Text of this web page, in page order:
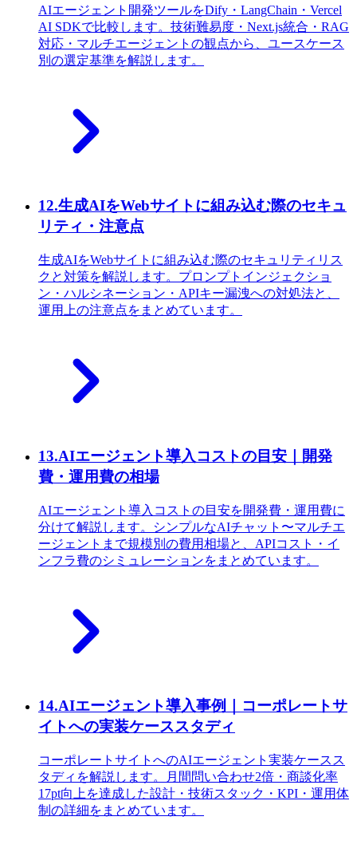
AIエージェント開発ツールをDify・LangChain・Vercel
AI SDKで比較します。技術難易度・Next.js統合・RAG
対応・マルチエージェントの観点から、ユースケース
別の選定基準を解説します。
12.生成AIをWebサイトに組み込む際のセキュ
リティ・注意点
生成AIをWebサイトに組み込む際のセキュリティリス
クと対策を解説します。プロンプトインジェクショ
ン・ハルシネーション・APIキー漏洩への対処法と、
運用上の注意点をまとめています。
13.AIエージェント導入コストの目安｜開発
費・運用費の相場
AIエージェント導入コストの目安を開発費・運用費に
分けて解説します。シンプルなAIチャット〜マルチエ
ージェントまで規模別の費用相場と、APIコスト・イ
ンフラ費のシミュレーションをまとめています。
14.AIエージェント導入事例｜コーポレートサ
イトへの実装ケーススタディ
コーポレートサイトへのAIエージェント実装ケースス
タディを解説します。月間問い合わせ2倍・商談化率
17pt向上を達成した設計・技術スタック・KPI・運用体
制の詳細をまとめています。